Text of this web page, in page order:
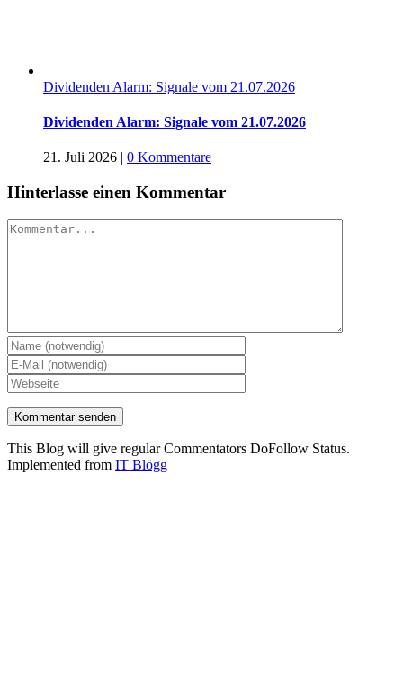
Dividenden Alarm: Signale vom 21.07.2026
Dividenden Alarm: Signale vom 21.07.2026
21. Juli 2026 | 0 Kommentare
Hinterlasse einen Kommentar
Kommentar
This Blog will give regular Commentators DoFollow Status.
Implemented from IT Blögg